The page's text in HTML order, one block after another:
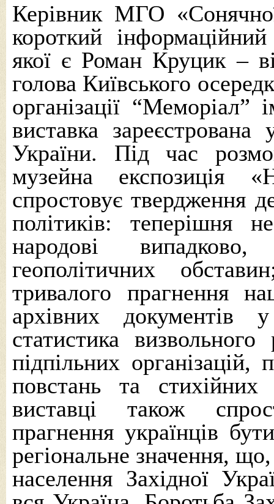
Керівник МГО
короткий
якої є Роман Круцик –
голова Київського
організації
виставка зареєстрована
України. Під час
музейна експозиція
спростовує твердження
політиків: теперішня
народові
геополітичних
тривалого прагнення
архівних документів
статистика
підпільних організацій,
повстань та
виставці також
прагнення українців
регіональне значення,
населення Західної